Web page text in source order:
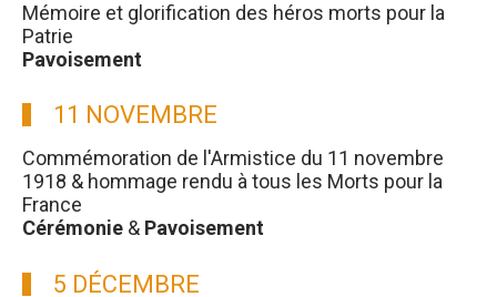
Mémoire et glorification des héros morts pour la
Patrie
Pavoisement
11 NOVEMBRE
Commémoration de l'Armistice du 11 novembre
1918 & hommage rendu à tous les Morts pour la
France
Cérémonie & Pavoisement
5 DÉCEMBRE